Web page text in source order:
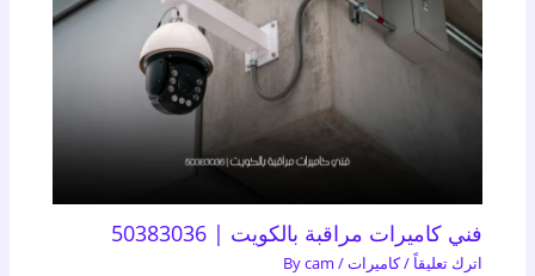
فني كاميرات مراقبة بالكويت | 50383036
اترك تعليقاً/كاميرات/ By
cam